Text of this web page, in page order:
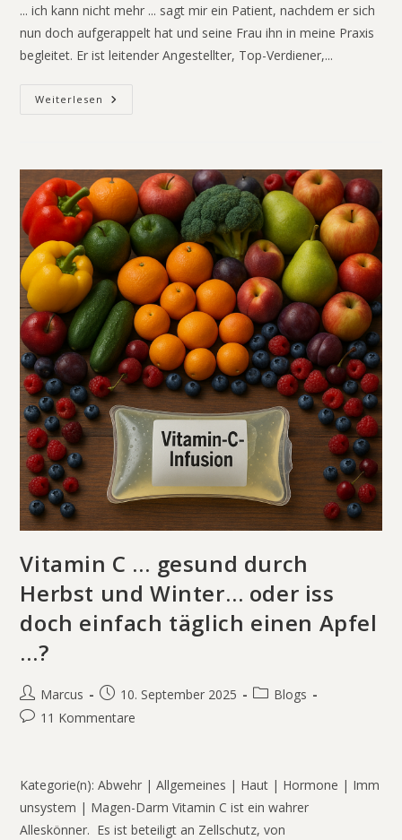
... ich kann nicht mehr ... sagt mir ein Patient, nachdem er sich
nun doch aufgerappelt hat und seine Frau ihn in meine Praxis
begleitet. Er ist leitender Angestellter, Top-Verdiener,...
Weiterlesen
Vitamin C … gesund durch
Herbst und Winter… oder iss
doch einfach täglich einen Apfel
…?
Marcus 10. September 2025
Blogs
11 Kommentare
Kategorie(n): Abwehr | Allgemeines | Haut | Hormone | Imm
unsystem | Magen-Darm Vitamin C ist ein wahrer
Alleskönner. Es ist beteiligt an Zellschutz, von